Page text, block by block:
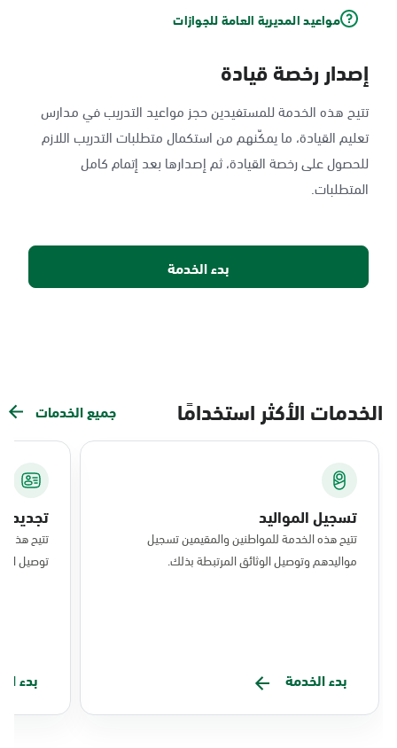
مواعيد المديرية العامة للجوازات
إصدار رخصة قيادة
تتيح هذه الخدمة للمستفيدين حجز مواعيد التدريب في مدارس
تعليم القيادة، ما يمكّنهم من استكمال متطلبات التدريب اللازم
للحصول على رخصة القيادة، ثم إصدارها بعد إتمام كامل
المتطلبات.
بدء الخدمة
الخدمات الأكثر استخدامًا جميع الخدمات
تسجيل المواليد
تتيح هذه الخدمة للمواطنين والمقيمين تسجيل
مواليدهم وتوصيل الوثائق المرتبطة بذلك.
بدء الخدمة
تجديد
تتيح هذه
توصيل
بدء